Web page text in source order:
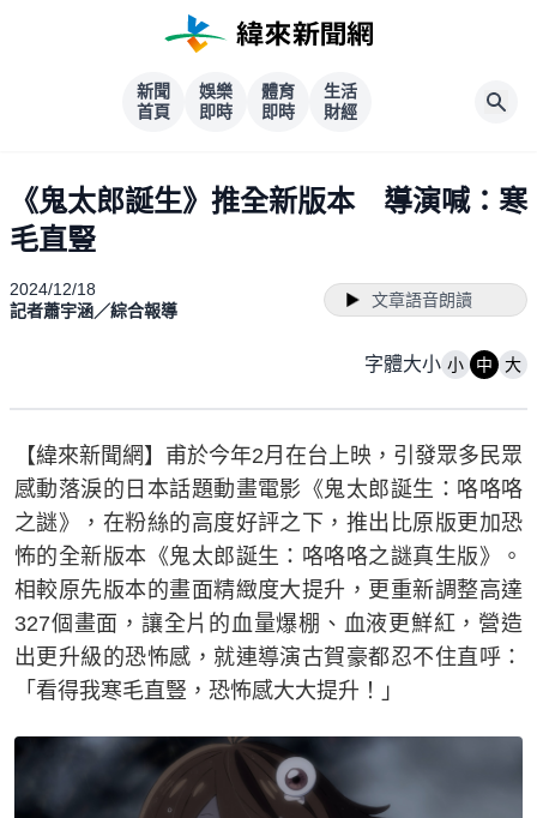
新聞
首頁
娛樂
即時
體育
即時
生活
財經
《鬼太郎誕生》推全新版本 導演喊：寒
毛直豎
2024/12/18
記者蕭宇涵／綜合報導
文章語音朗讀
字體大小 小 中 大
【緯來新聞網】甫於今年2月在台上映，引發眾多民眾
感動落淚的日本話題動畫電影《鬼太郎誕生：咯咯咯
之謎》，在粉絲的高度好評之下，推出比原版更加恐
怖的全新版本《鬼太郎誕生：咯咯咯之謎真生版》。
相較原先版本的畫面精緻度大提升，更重新調整高達
327個畫面，讓全片的血量爆棚、血液更鮮紅，營造
出更升級的恐怖感，就連導演古賀豪都忍不住直呼：
「看得我寒毛直豎，恐怖感大大提升！」